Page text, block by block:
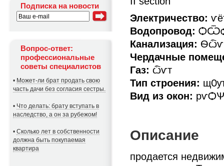
Подписка на новости
Вопрос-ответ:
профессиональные
советы специалистов
• Может-ли брат продать свою
часть дачи без согласия сестры.
• Что делать: брату вступать в
наследство, а он за рубежом!
• Сколько лет в собственности
должна быть покупаемая
квартира
Электричество:
Водопровод:
Канализация: Ѳѽѵ
Чердачные
Газ: ѽѵт
Тип строения:
Вид из окон:
Описание
продается